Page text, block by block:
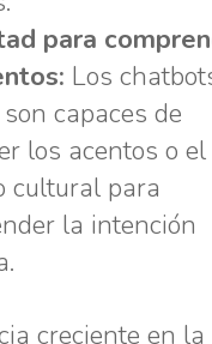
para
Los
capaces de
los acentos o el
cultural para
la intención
creciente en la